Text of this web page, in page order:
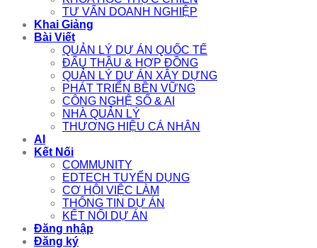
TƯ VẤN DOANH NGHIỆP
Khai Giảng
Bài Viết
QUẢN LÝ DỰ ÁN QUỐC TẾ
ĐẤU THẦU & HỢP ĐỒNG
QUẢN LÝ DỰ ÁN XÂY DỰNG
PHÁT TRIỂN BỀN VỮNG
CÔNG NGHỆ SỐ & AI
NHÀ QUẢN LÝ
THƯƠNG HIỆU CÁ NHÂN
AI
Kết Nối
COMMUNITY
EDTECH TUYỂN DỤNG
CƠ HỘI VIỆC LÀM
THÔNG TIN DỰ ÁN
KẾT NỐI DỰ ÁN
Đăng nhập
Đăng ký